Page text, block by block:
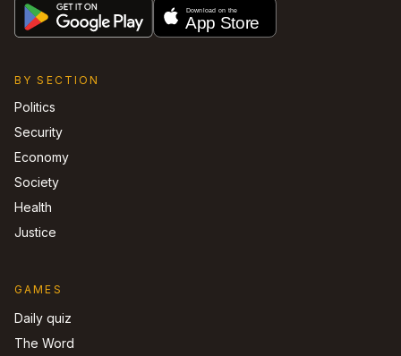
BY SECTION
Politics
Security
Economy
Society
Health
Justice
GAMES
Daily quiz
The Word